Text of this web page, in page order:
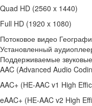
Quad HD (2560 x 1440)
Full HD (1920 x 1080)
Потоковое видео
Установленный
Поддерживаемые
AAC (Advanced Audio
AAC+ (HE-AAC v1 High
eAAC+ (HE-AAC v2 High